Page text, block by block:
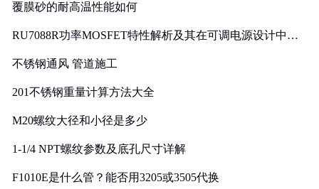
覆膜砂的耐高温性能如何
RU7088R功率MOSFET特性解析及其在可调电源设计中的
不锈钢通风 管道施工
201不锈钢重量计算方法大全
M20螺纹大径和小径是多少
1-1/4 NPT螺纹参数及底孔尺寸详解
F1010E是什么管？能否用3205或3505代换